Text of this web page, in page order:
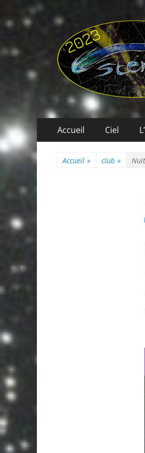
Menu
principal
Accueil Ciel
Accueil » club »